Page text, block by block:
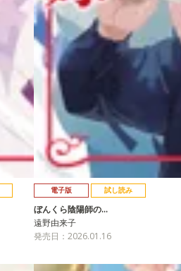
電子版 試し読み
ぼんくら陰陽師の…
遠野由来子
発売日：2026.01.16